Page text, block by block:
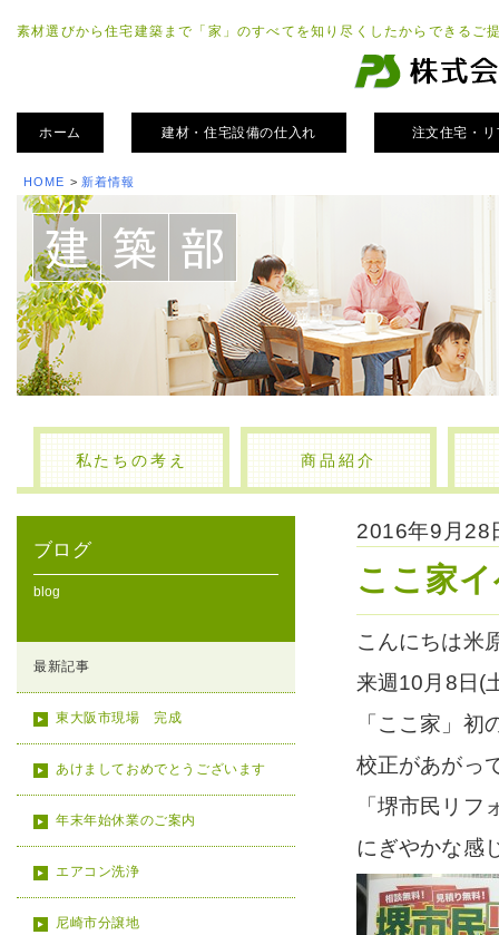
素材選びから住宅建築まで「家」のすべてを知り尽くしたからできるご
ホーム 建材・住宅設備の仕入れ 注文住宅・
HOME > 新着情報
私たちの考え 商品紹介
ブログ
blog
最新記事
東大阪市現場 完成
あけましておめでとうございます
年末年始休業のご案内
エアコン洗浄
尼崎市分譲地
2016年9月
ここ家
こんにちは米
来週10月8日(
「ここ家」初
校正があがっ
「堺市民リフ
にぎやかな感